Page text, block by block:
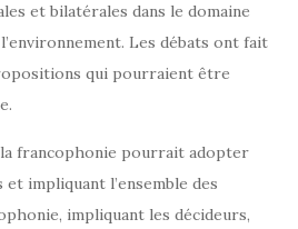
et bilatérales dans le domaine
Les débats ont fait
qui pourraient être
francophonie pourrait adopter
impliquant l’ensemble des
impliquant les décideurs,